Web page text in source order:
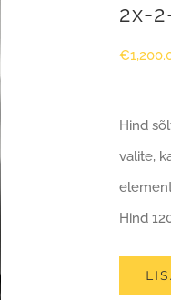
2x-
€
Hind
valite,
Hind